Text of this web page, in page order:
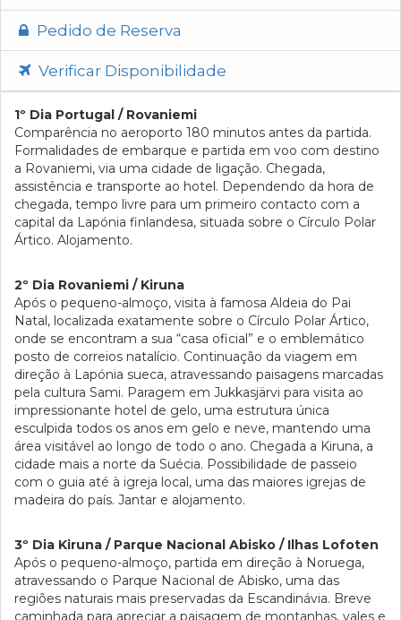
Pedido de Reserva
Verificar Disponibilidade
1º Dia Portugal / Rovaniemi
Comparência no aeroporto 180 minutos antes da partida.
Formalidades de embarque e partida em voo com destino
a Rovaniemi, via uma cidade de ligação. Chegada,
assistência e transporte ao hotel. Dependendo da hora de
chegada, tempo livre para um primeiro contacto com a
capital da Lapónia finlandesa, situada sobre o Círculo Polar
Ártico. Alojamento.
2º Dia Rovaniemi / Kiruna
Após o pequeno-almoço, visita à famosa Aldeia do Pai
Natal, localizada exatamente sobre o Círculo Polar Ártico,
onde se encontram a sua “casa oficial” e o emblemático
posto de correios natalício. Continuação da viagem em
direção à Lapónia sueca, atravessando paisagens marcadas
pela cultura Sami. Paragem em Jukkasjärvi para visita ao
impressionante hotel de gelo, uma estrutura única
esculpida todos os anos em gelo e neve, mantendo uma
área visitável ao longo de todo o ano. Chegada a Kiruna, a
cidade mais a norte da Suécia. Possibilidade de passeio
com o guia até à igreja local, uma das maiores igrejas de
madeira do país. Jantar e alojamento.
3º Dia Kiruna / Parque Nacional Abisko / Ilhas Lofoten
Após o pequeno-almoço, partida em direção à Noruega,
atravessando o Parque Nacional de Abisko, uma das
regiões naturais mais preservadas da Escandinávia. Breve
caminhada para apreciar a paisagem de montanhas, vales e